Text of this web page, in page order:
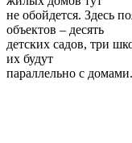
не обойдется. Здесь
объектов – десять
детских садов, три
их будут
параллельно с домами.